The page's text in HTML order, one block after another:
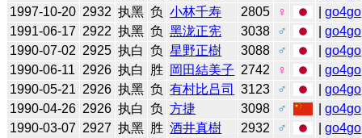
1997-10-20 2932 执黑 负 小林千寿 2805 ♀ |go4go
1991-06-17 2922 执黑 负 黑泷正宪 3038 ♂ |go4go
1990-07-02 2925 执白 负 星野正樹 3088 ♂ |go4go
1990-06-11
2926 执白 胜 岡田結美子 2742 ♀ |go4go
1990-05-21 2926 执黑 负 有村比吕司 3123 ♂ |go4go
1990-04-26 2926 执白 负 方捷 3098 ♂ |go4go
1990-03-07 2927 执黑 胜 酒井真樹 2932 ♂ |go4go